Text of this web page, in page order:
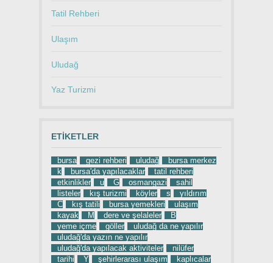
Tatil Rehberi
Ulaşım
Uludağ
Yaz Turizmi
ETIKETLER
bursa gezi rehberi uludağ
bursa merkez
k
bursa'da yapılacaklar
tatil rehberi
etkinlikler
u G osmangazi
sahil
listeler
kış turizmi köyler s
yıldırım
C
kış tatili bursa yemekleri
ulaşım
kayak
M dere ve şelaleler
B
yeme içme
göller
uludağ da ne yapılır
uludağ'da yazın ne yapılır
uludağ'da yapılacak aktiviteler
nilüfer
tarihi
Y şehirlerarası ulaşım kaplıcalar